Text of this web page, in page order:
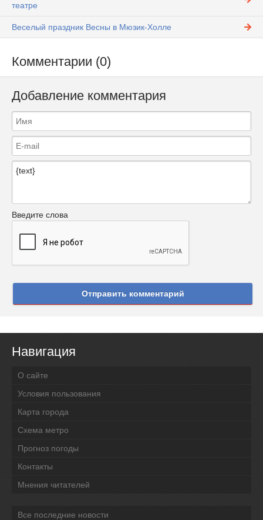
театре
Веселый праздник Весны в Мюзик-Холле
Комментарии (0)
Добавление комментария
Введите слова
Отправить комментарий
Навигация
О сайте
Условия пользования
Карта города
Схема метро
Прогноз погоды
Контакты
Мнения читателей
Все последние новости